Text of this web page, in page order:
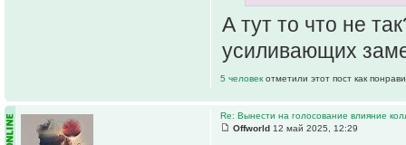
А тут то что не
усиливающих
5 человек отметили этот пост как
Re: Вынести на голосование влияние
Offworld 12 май 2025, 12:29